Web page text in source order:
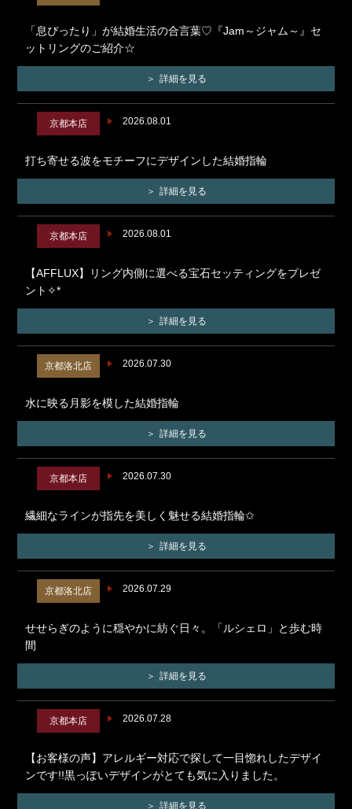
「息ぴったり」が結婚生活の合言葉♡『Jam～ジャム～』セ
ットリングのご紹介☆
詳細を見る
2026.08.01
京都本店
打ち寄せる波をモチーフにデザインした結婚指輪
詳細を見る
2026.08.01
京都本店
【AFFLUX】リング内側に選べる宝石セッティングをプレゼ
ント✧*
詳細を見る
2026.07.30
京都洛北店
水に映る月影を模した結婚指輪
詳細を見る
2026.07.30
京都本店
繊細なラインが指先を美しく魅せる結婚指輪✩
詳細を見る
2026.07.29
京都洛北店
せせらぎのように穏やかに紡ぐ日々。「ルシェロ」と歩む時
間
詳細を見る
2026.07.28
京都本店
【お客様の声】アレルギー対応で探して一目惚れしたデザイ
ンです!!黒っぽいデザインがとても気に入りました。
詳細を見る